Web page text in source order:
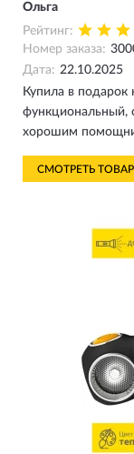
Ольга
Рейтинг:
Номер заказа:
Дата: 22.10.2025
Купила в подарок
функциональный,
хорошим
СМОТРЕТЬ ТОВАР